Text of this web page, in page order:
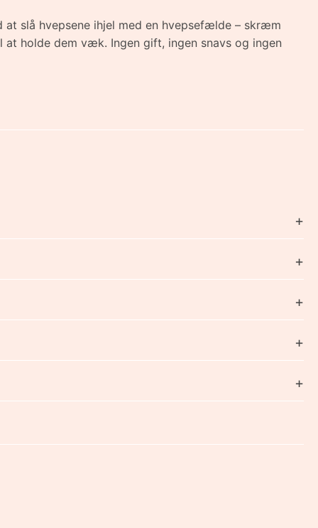
slå hvepsene ihjel med en hvepsefælde – skræm
holde dem væk. Ingen gift, ingen snavs og ingen